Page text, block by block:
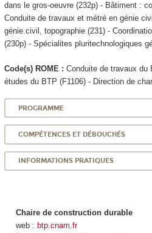
dans le gros-oeuvre (232p) - Bâtiment :
Conduite de travaux et métré en génie
génie civil, topographie (231) -
(230p) - Spécialites pluritechnologiques
Code(s) ROME : Conduite de travaux du
études du BTP (F1106) - Direction de
PROGRAMME
COMPÉTENCES ET DÉBOUCHÉS
INFORMATIONS PRATIQUES
Chaire de construction durable
web : btp.cnam.fr